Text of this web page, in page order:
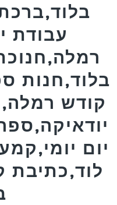
עבודת
בלוד,חנות
קודש
יום
לוד,כתיבת